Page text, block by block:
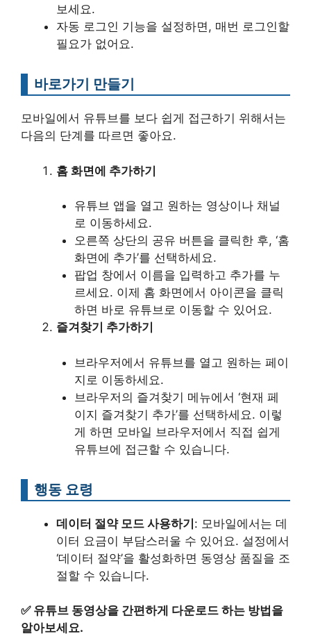
보세요.
자동 로그인 기능을 설정하면, 매번 로그인할
필요가 없어요.
바로가기 만들기
모바일에서 유튜브를 보다 쉽게 접근하기 위해서는
다음의 단계를 따르면 좋아요.
홈 화면에 추가하기
유튜브 앱을 열고 원하는 영상이나 채널
로 이동하세요.
오른쪽 상단의 공유 버튼을 클릭한 후, ‘홈
화면에 추가’를 선택하세요.
팝업 창에서 이름을 입력하고 추가를 누
르세요. 이제 홈 화면에서 아이콘을 클릭
하면 바로 유튜브로 이동할 수 있어요.
즐겨찾기 추가하기
브라우저에서 유튜브를 열고 원하는 페이
지로 이동하세요.
브라우저의 즐겨찾기 메뉴에서 ‘현재 페
이지 즐겨찾기 추가’를 선택하세요. 이렇
게 하면 모바일 브라우저에서 직접 쉽게
유튜브에 접근할 수 있습니다.
행동 요령
데이터 절약 모드 사용하기: 모바일에서는 데
이터 요금이 부담스러울 수 있어요. 설정에서
‘데이터 절약’을 활성화하면 동영상 품질을 조
절할 수 있습니다.
✅ 유튜브 동영상을 간편하게 다운로드 하는 방법을
알아보세요.